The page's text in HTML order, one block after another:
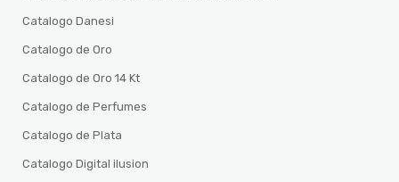
Catalogo Danesi
Catalogo de Oro
Catalogo de Oro 14 Kt
Catalogo de Perfumes
Catalogo de Plata
Catalogo Digital ilusion